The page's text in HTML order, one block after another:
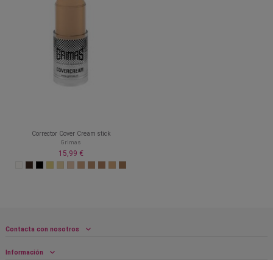
Corrector Cover Cream stick
Grimas
15,99 €
Contacta con nosotros
Información